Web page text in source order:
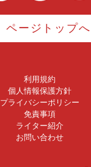
ページトップへ
利用規約
個人情報保護方針
プライバシーポリシー
免責事項
ライター紹介
お問い合わせ